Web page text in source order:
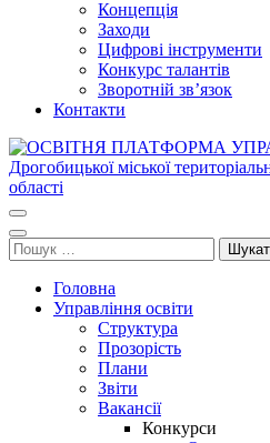
Концепція
Заходи
Цифрові інструменти
Конкурс талантів
Зворотній зв’язок
Контакти
Дрогобицької міської
Пошук:
Головна
Управління освіти
Структура
Прозорість
Плани
Звіти
Вакансії
Конкурси